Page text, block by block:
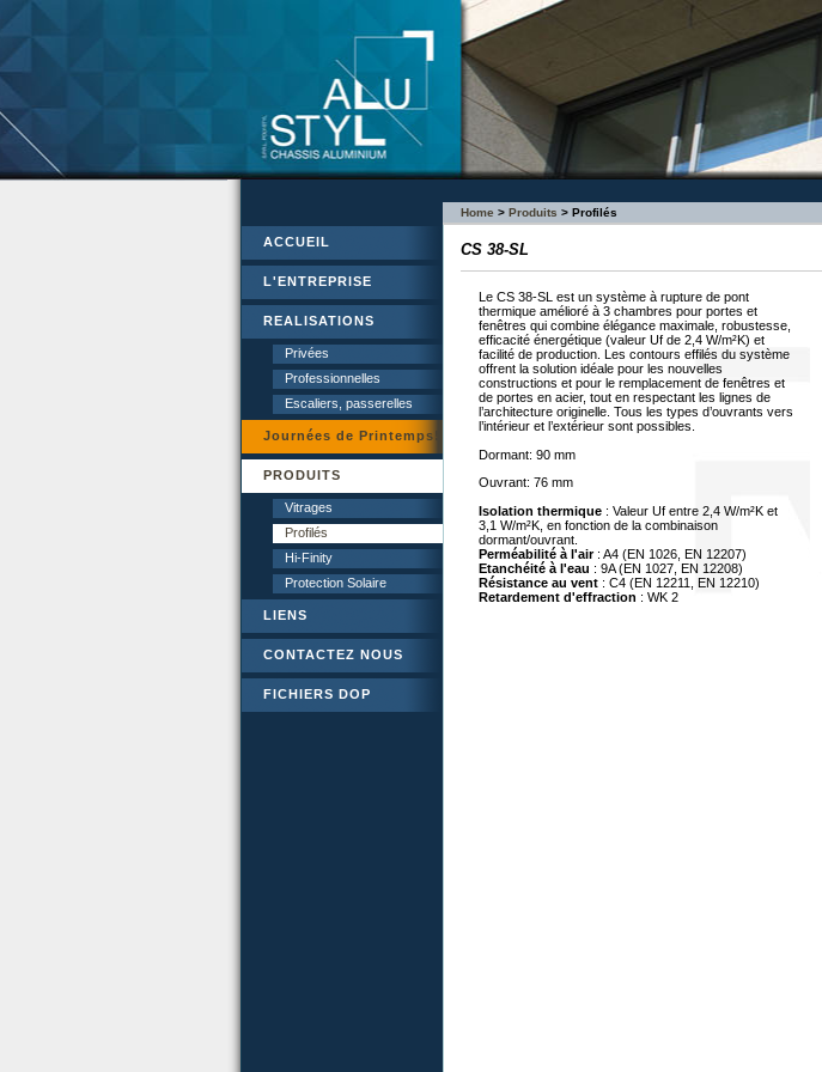
ACCUEIL
L'ENTREPRISE
REALISATIONS
Privées
Professionnelles
Escaliers, passerelles
Journées de Printemps!
PRODUITS
Vitrages
Profilés
Hi-Finity
Protection Solaire
LIENS
CONTACTEZ NOUS
FICHIERS DOP
Home > Produits > Profilés
CS 38-SL
Le CS 38-SL est un système à rupture de pont
thermique amélioré à 3 chambres pour portes et
fenêtres qui combine élégance maximale, robustesse,
efficacité énergétique (valeur Uf de 2,4 W/m²K) et
facilité de production. Les contours effilés du système
offrent la solution idéale pour les nouvelles
constructions et pour le remplacement de fenêtres et
de portes en acier, tout en respectant les lignes de
l’architecture originelle. Tous les types d’ouvrants vers
l’intérieur et l’extérieur sont possibles.
Dormant: 90 mm
Ouvrant: 76 mm
Isolation thermique : Valeur Uf entre 2,4 W/m²K et
3,1 W/m²K, en fonction de la combinaison
dormant/ouvrant.
Perméabilité à l'air: A4 (EN 1026, EN 12207)
Etanchéité à l'eau : 9A (EN 1027, EN 12208)
Résistance au vent : C4 (EN 12211, EN 12210)
Retardement d'effraction : WK 2